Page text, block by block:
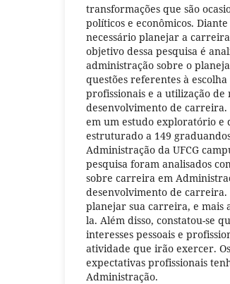
transformações que são
políticos e econômicos.
necessário planejar a
objetivo dessa pesquisa é
administração sobre o
questões referentes à
profissionais e a utilização de
desenvolvimento de
em um estudo exploratório e
estruturado a 149
Administração da UFCG
pesquisa foram analisados
sobre carreira em
desenvolvimento de
planejar sua carreira, e mais
la. Além disso, constatou-se
interesses pessoais e
atividade que irão exercer.
expectativas profissionais
Administração.